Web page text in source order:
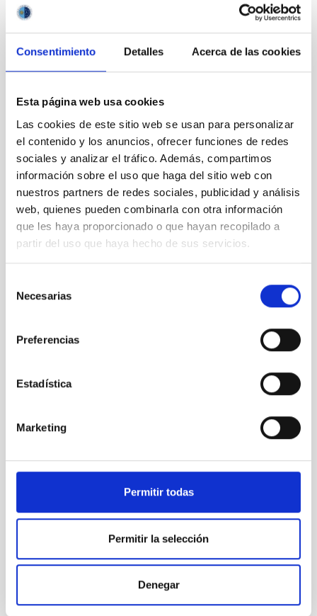
Consentimiento Detalles Acerca de las cookies
Esta página web usa cookies
Las cookies de este sitio web se usan para personalizar
el contenido y los anuncios, ofrecer funciones de redes
sociales y analizar el tráfico. Además, compartimos
información sobre el uso que haga del sitio web con
nuestros partners de redes sociales, publicidad y análisis
web, quienes pueden combinarla con otra información
que les haya proporcionado o que hayan recopilado a
partir del uso que haya hecho de sus servicios.
Necesarias
Preferencias
Estadística
Marketing
Permitir todas
Permitir la selección
Denegar
La alcaldesa de Tegueste visita el IAC